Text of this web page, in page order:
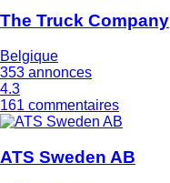
The Truck Company
Belgique
353 annonces
4.3
161 commentaires
ATS Sweden AB